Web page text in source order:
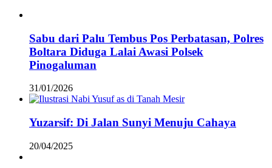
Sabu dari Palu Tembus Pos Perbatasan, Polres
Boltara Diduga Lalai Awasi Polsek
Pinogaluman
31/01/2026
Yuzarsif: Di Jalan Sunyi Menuju Cahaya
20/04/2025